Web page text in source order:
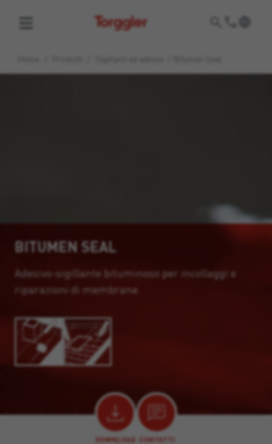
Torggler
BITUMEN SEAL
Adesivo-sigillante bituminoso per incollaggi e
riparazioni di membrane.
DOWNLOAD CONTATTI